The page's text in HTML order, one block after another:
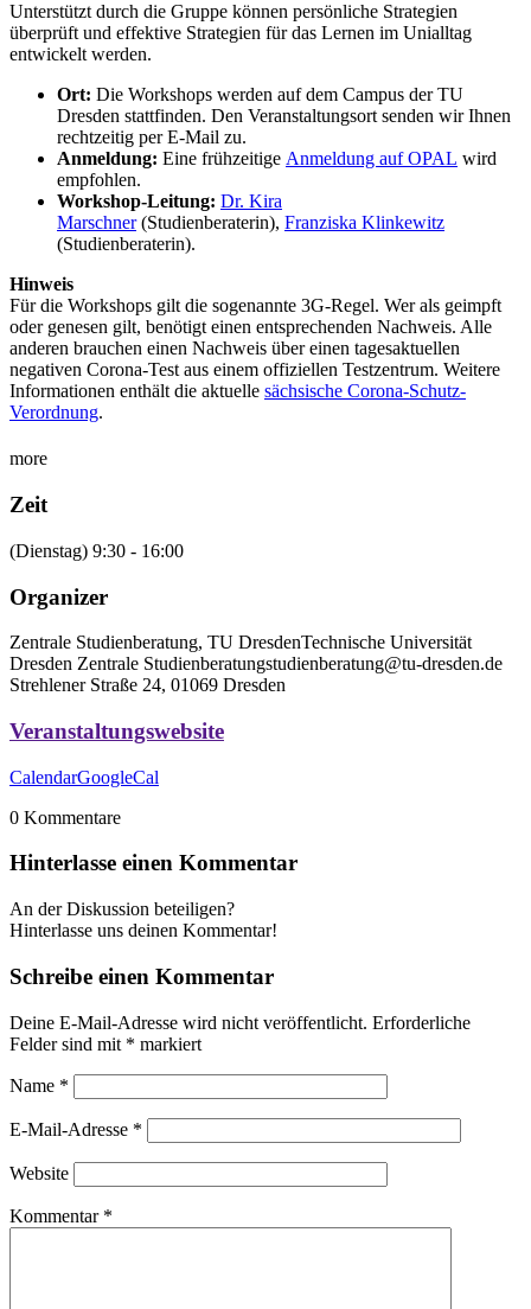
Unterstützt durch die Gruppe können persönliche Strategien
überprüft und effektive Strategien für das Lernen im Unialltag
entwickelt werden.
Ort: Die Workshops werden auf dem Campus der TU
Dresden stattfinden. Den Veranstaltungsort senden wir Ihnen
rechtzeitig per E-Mail zu.
Anmeldung: Eine frühzeitige Anmeldung auf OPAL wird
empfohlen.
Workshop-Leitung: Dr. Kira
Marschner(Studienberaterin), Franziska Klinkewitz
(Studienberaterin).
Hinweis
Für die Workshops gilt die sogenannte 3G-Regel. Wer als geimpft
oder genesen gilt, benötigt einen entsprechenden Nachweis. Alle
anderen brauchen einen Nachweis über einen tagesaktuellen
negativen Corona-Test aus einem offiziellen Testzentrum. Weitere
Informationen enthält die aktuelle sächsische Corona-Schutz-
Verordnung.
more
Zeit
(Dienstag) 9:30 - 16:00
Organizer
Zentrale Studienberatung, TU DresdenTechnische Universität
Dresden Zentrale Studienberatungstudienberatung@​tu-dresden.de
Strehlener Straße 24, 01069 Dresden
Veranstaltungswebsite
CalendarGoogleCal
0 Kommentare
Hinterlasse einen Kommentar
An der Diskussion beteiligen?
Hinterlasse uns deinen Kommentar!
Schreibe einen Kommentar
Deine E-Mail-Adresse wird nicht veröffentlicht. Erforderliche
Felder sind mit * markiert
Name *
E-Mail-Adresse *
Website
Kommentar *